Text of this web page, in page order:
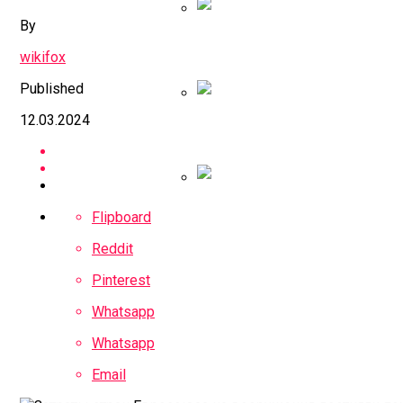
By
wikifox
Published
12.03.2024
Flipboard
Reddit
Pinterest
Whatsapp
Whatsapp
Email